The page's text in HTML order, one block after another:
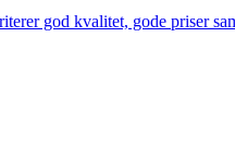
god kvalitet, gode priser